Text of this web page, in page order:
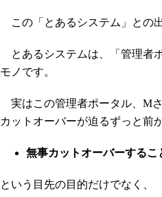
この「とあるシステム」との
とあるシステムは、「管理者
モノです。
実はこの管理者ポータル、M
カットオーバーが迫るずっと前か
無事カットオーバーするこ
という目先の目的だけでなく、